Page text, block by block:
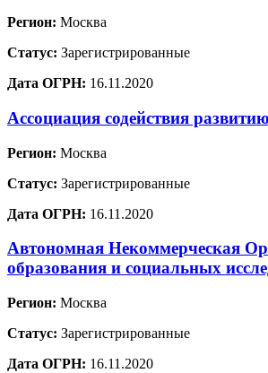
Регион: Москва
Статус: Зарегистрированные
Дата ОГРН: 16.11.2020
Ассоциация содействия
Регион: Москва
Статус: Зарегистрированные
Дата ОГРН: 16.11.2020
Автономная Некоммерческая
образования и социальных
Регион: Москва
Статус: Зарегистрированные
Дата ОГРН: 16.11.2020